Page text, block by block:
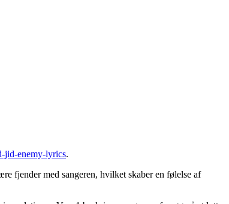
jid-enemy-lyrics.
fjender med sangeren, hvilket skaber en følelse af